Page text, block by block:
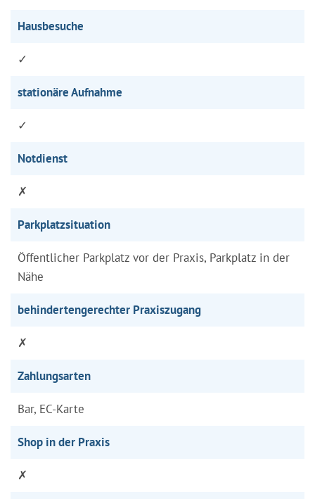
Hausbesuche
✓
stationäre Aufnahme
✓
Notdienst
✗
Parkplatzsituation
Öffentlicher Parkplatz vor der Praxis, Parkplatz in der
Nähe
behindertengerechter Praxiszugang
✗
Zahlungsarten
Bar, EC-Karte
Shop in der Praxis
✗